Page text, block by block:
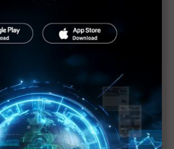
武漢肺炎恐再鑿新創低谷
韓產業憂心忡忡
疫情重創中國製造2025
鏈 中國重傷恐勝SARS